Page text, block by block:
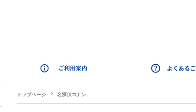
トップページ 名探偵コナン